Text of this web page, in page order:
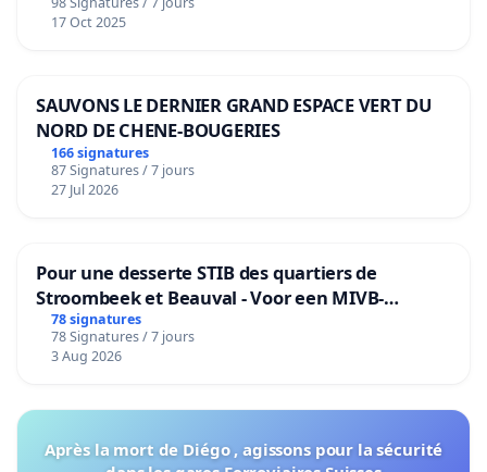
17 Oct 2025
SAUVONS LE DERNIER GRAND ESPACE VERT DU
NORD DE CHENE-BOUGERIES
166 signatures
87 Signatures / 7 jours
27 Jul 2026
Pour une desserte STIB des quartiers de
Stroombeek et Beauval - Voor een MIVB-
bediening van de wijken Strombeek en Het
Voor
78 signatures
78 Signatures / 7 jours
3 Aug 2026
Après la mort de Diégo , agissons pour la sécurité